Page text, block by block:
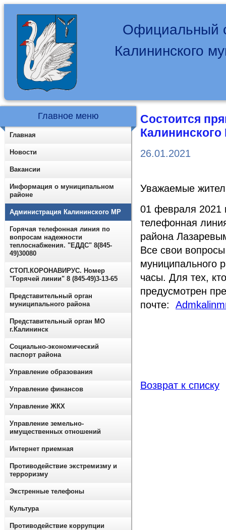
Официальный
Калининского
Состоится
26.01.2021
Уважаемые
01 февраля 2021
телефонная
района
Все свои
муниципального
часы. Для тех,
предусмотрен
почте:
Возврат к списку
Главное меню
Главная
Новости
Вакансии
Информация о муниципальном
районе
Администрация Калининского МР
Горячая телефонная линия по
вопросам надежности
теплоснабжения. "ЕДДС" 8(845-
49)30080
СТОП.КОРОНАВИРУС. Номер
"Горячей линии" 8 (845-49)3-13-65
Представительный орган
муниципального района
Представительный орган МО
г.Калининск
Социально-экономический
паспорт района
Управление образования
Управление финансов
Управление ЖКХ
Управление земельно-
имущественных отношений
Интернет приемная
Противодействие экстремизму и
терроризму
Экстренные телефоны
Культура
Противодействие коррупции